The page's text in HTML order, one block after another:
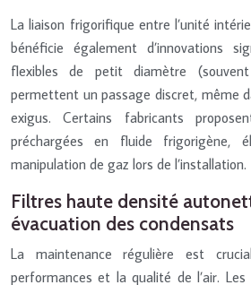
La liaison frigorifique entre l’unité
bénéficie également d’innovations
flexibles de petit diamètre
permettent un passage discret, même
exigus. Certains fabricants
préchargées en fluide frigorigène,
manipulation de gaz lors de l’installation.
Filtres haute densité
évacuation des condensats
La maintenance régulière est
performances et la qualité de l’air.